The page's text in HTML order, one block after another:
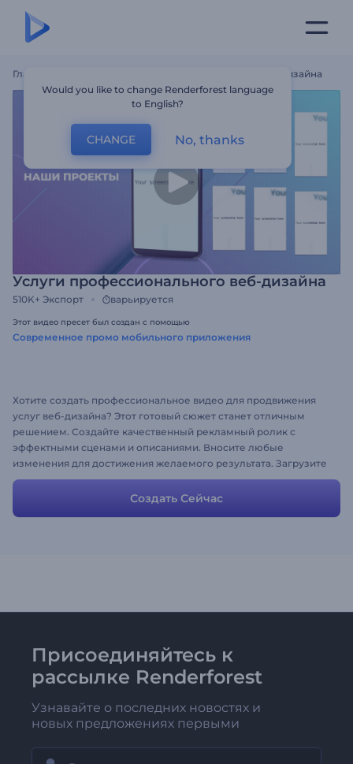
Главная Услуги Профессионального Веб-Дизайна
Услуги профессионального веб-дизайна
510K+ Экспорт варьируется
Этот видео пресет был создан с помощью
Современное промо мобильного приложения
Хотите создать профессиональное видео для продвижения
услуг веб-дизайна? Этот готовый сюжет станет отличным
решением. Создайте качественный рекламный ролик с
эффектными сценами и описаниями. Вносите любые
изменения для достижения желаемого результата. Загрузите
собственные скриншоты, измените тесты и у вас готово
отличное промо видео за считанные минуты.
Создать Сейчас
Присоединяйтесь к
рассылке Renderforest
Узнавайте о последних новостях и
новых предложениях первыми
Would you like to change Renderforest language
to English?
CHANGE No, thanks